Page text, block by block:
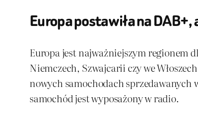
Europa postawiła na DAB+,
Europa jest najważniejszym regionem
Niemczech, Szwajcarii czy we
nowych samochodach
samochód jest wyposażony w radio.